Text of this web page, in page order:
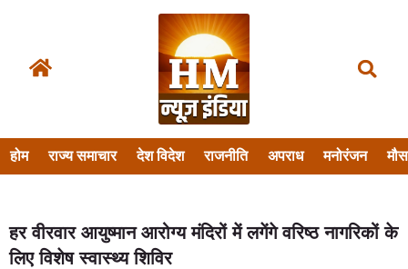
होम राज्य समाचार देश विदेश राजनीति अपराध मनोरंजन
हर वीरवार आयुष्मान आरोग्य मंदिरों में लगेंगे वरिष्ठ नागरिकों के
लिए विशेष स्वास्थ्य शिविर